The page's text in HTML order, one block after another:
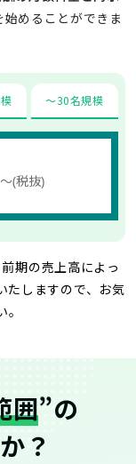
めることができま
〜30名規模
〜(税抜)
期の売上高によっ
たしますので、お気
囲”の
？